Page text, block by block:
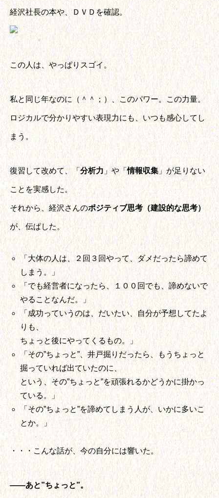
経沢社長の本や、ＤＶＤを確認。
この人は、やっぱりスゴイ。
私と同じ年なのに（＾＾；）、このパワー。この力量。
ロジカルで分かりやすい表現力にも、いつも感心してし
まう。
復習して改めて、「 分析力 」や「情報収集 」が足りない
ことを実感した。
それから、経沢さんのポジティブ思考（建設的な思考）
が、伝ぱした。
「大体の人は、２回３回やって、ダメだったら諦めて
しまう。」
「でも経営者になったら、１００回でも、諦めないで
やることなんだ。」
「成功っていうのは、だいたい、自分が予想してたよ
りも、
ちょっと後にやってくるもの。」
「その”ちょっと”、井戸掘りだったら、もうちょっと
掘っていれば出ていたのに、
という、その”ちょっと”を頑張れるかどうかに掛かっ
ている。」
「その”ちょっと”を諦めてしまう人が、いかに多いこ
とか。」
・・・こんな話が、今の自分には響いた。
――あと”ちょっと”。